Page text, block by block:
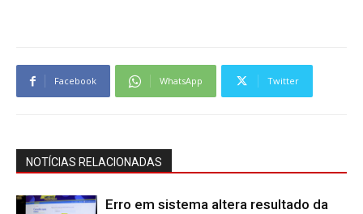
Facebook WhatsApp Twitter
NOTÍCIAS RELACIONADAS
Erro em sistema altera resultado da